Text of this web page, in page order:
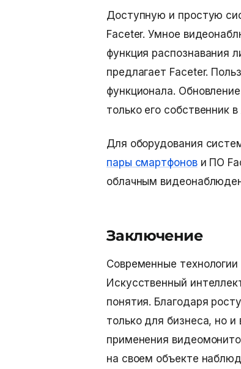
Доступную и простую
Faceter. Умное
функция распознавания
предлагает Faceter.
функционала.
только его собственник
Для оборудования
пары смартфонови ПО
облачным
Заключение
Современные
Искусственный
понятия. Благодаря
только для бизнеса, но
применения
на своем объекте